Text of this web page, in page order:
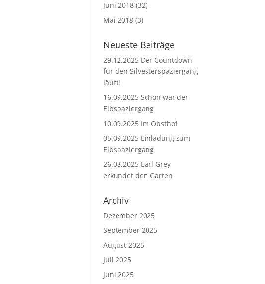
Juni 2018 (32)
Mai 2018 (3)
Neueste Beiträge
29.12.2025 Der Countdown
für den Silvesterspaziergang
läuft!
16.09.2025 Schön war der
Elbspaziergang
10.09.2025 Im Obsthof
05.09.2025 Einladung zum
Elbspaziergang
26.08.2025 Earl Grey
erkundet den Garten
Archiv
Dezember 2025
September 2025
August 2025
Juli 2025
Juni 2025